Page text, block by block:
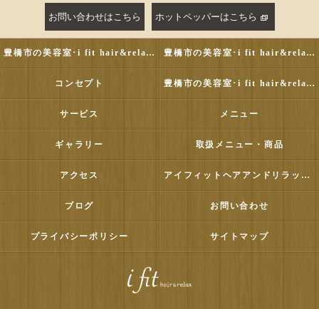
お問い合わせはこちら ホットペッパーはこちら
豊橋市の美容室･i fit hair&relaxの評判 豊橋市の美容室･i fit hair&relaxのお客様の声
コンセプト 豊橋市の美容室･i fit hair&relaxの口コミ情報
サービス メニュー
ギャラリー 取扱メニュー・商品
アクセス アイフィットヘアアンドリラックス
ブログ お問い合わせ
プライバシーポリシー サイトマップ